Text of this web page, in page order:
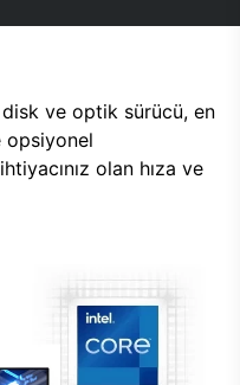
ve optik sürücü, en
opsiyonel
olan hıza ve